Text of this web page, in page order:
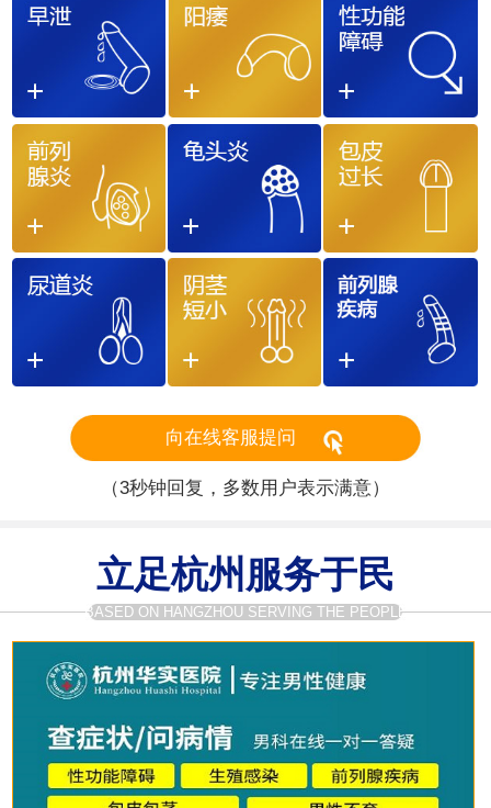
向在线客服提问
（3秒钟回复，多数用户表示满意）
立足杭州服务于民
BASED ON HANGZHOU SERVING THE PEOPLE